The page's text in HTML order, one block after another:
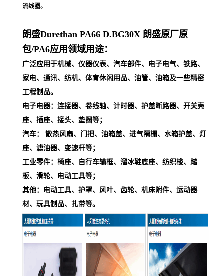
流线圈。
朗盛Durethan PA66 D.BG30X 朗盛原厂原
包/PA6应用领域用途：
广泛应用于机械、仪器仪表、汽车部件、电子电气、铁路、
家电、通讯、纺机、体育休闲用品、油管、油箱及一些精密
工程制品。
电子电器：连接器、卷线轴、计时器、护盖断路器、开关壳
座、插座、接头、垫圈等；
汽车： 散热风扇、门把、油箱盖、进气隔栅、水箱护盖、灯
座、滤油器、变速杆等；
工业零件：椅座、自行车输框、溜冰鞋底座、纺织梭、踏
板、滑轮、电动工具等；
其他：电动工具、护罩、风叶、齿轮、机床附件、运动器
材、玩具制品、扎带等。